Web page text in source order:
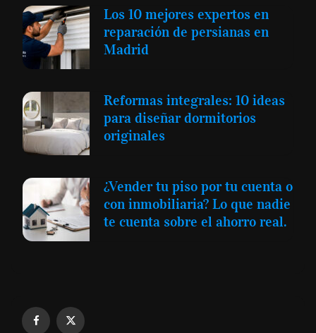
Los 10 mejores expertos en
reparación de persianas en
Madrid
Reformas integrales: 10 ideas
para diseñar dormitorios
originales
¿Vender tu piso por tu cuenta o
con inmobiliaria? Lo que nadie
te cuenta sobre el ahorro real.